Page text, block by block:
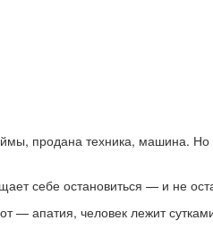
продана техника, машина.
себе остановиться — и не
— апатия, человек лежит